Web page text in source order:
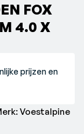
FOX
4.0 X
prijzen en
Voestalpine